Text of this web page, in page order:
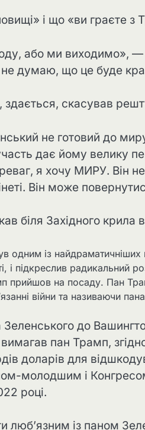
і що «ви граєте з
або ми виходимо»,
думаю, що це буде
скасував
не готовий до
дає йому велику
я хочу МИРУ. Він
Він може
біля Західного крила
одним із найдраматичніших
і підкреслив радикальний
прийшов на посаду. Пан
війни та називаючи
Зеленського до
вимагав пан Трамп,
доларів для
молодшим і Конгресом
році.
люб’язним із паном